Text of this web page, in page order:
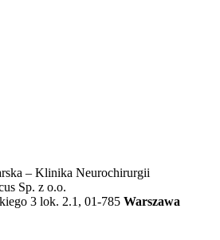
– Klinika Neurochirurgii
Sp. z o.o.
3 lok. 2.1, 01-785 Warszawa